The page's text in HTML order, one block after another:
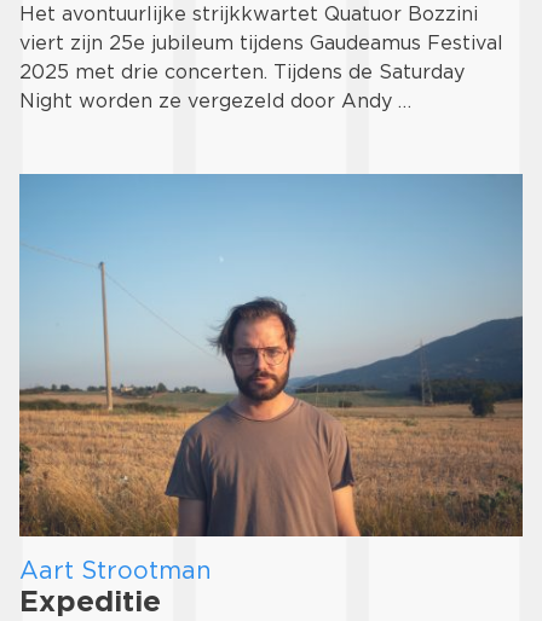
Het avontuurlijke strijkkwartet Quatuor Bozzini
viert zijn 25e jubileum tijdens Gaudeamus Festival
2025 met drie concerten. Tijdens de Saturday
Night worden ze vergezeld door Andy …
Aart Strootman
Expeditie